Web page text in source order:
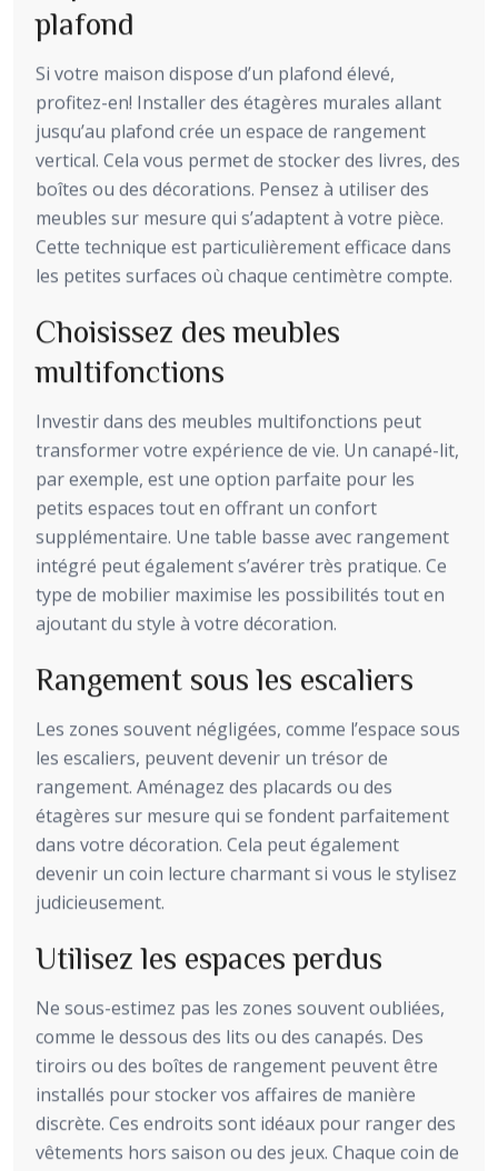
plafond
Si votre maison dispose d’un plafond élevé,
profitez-en! Installer des étagères murales allant
jusqu’au plafond crée un espace de rangement
vertical. Cela vous permet de stocker des livres, des
boîtes ou des décorations. Pensez à utiliser des
meubles sur mesure qui s’adaptent à votre pièce.
Cette technique est particulièrement efficace dans
les petites surfaces où chaque centimètre compte.
Choisissez des meubles
multifonctions
Investir dans des meubles multifonctions peut
transformer votre expérience de vie. Un canapé-lit,
par exemple, est une option parfaite pour les
petits espaces tout en offrant un confort
supplémentaire. Une table basse avec rangement
intégré peut également s’avérer très pratique. Ce
type de mobilier maximise les possibilités tout en
ajoutant du style à votre décoration.
Rangement sous les escaliers
Les zones souvent négligées, comme l’espace sous
les escaliers, peuvent devenir un trésor de
rangement. Aménagez des placards ou des
étagères sur mesure qui se fondent parfaitement
dans votre décoration. Cela peut également
devenir un coin lecture charmant si vous le stylisez
judicieusement.
Utilisez les espaces perdus
Ne sous-estimez pas les zones souvent oubliées,
comme le dessous des lits ou des canapés. Des
tiroirs ou des boîtes de rangement peuvent être
installés pour stocker vos affaires de manière
discrète. Ces endroits sont idéaux pour ranger des
vêtements hors saison ou des jeux. Chaque coin de